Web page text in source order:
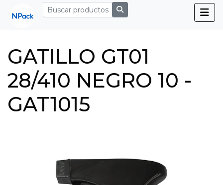
GATILLO GT01
28/410 NEGRO 10 -
GAT1015